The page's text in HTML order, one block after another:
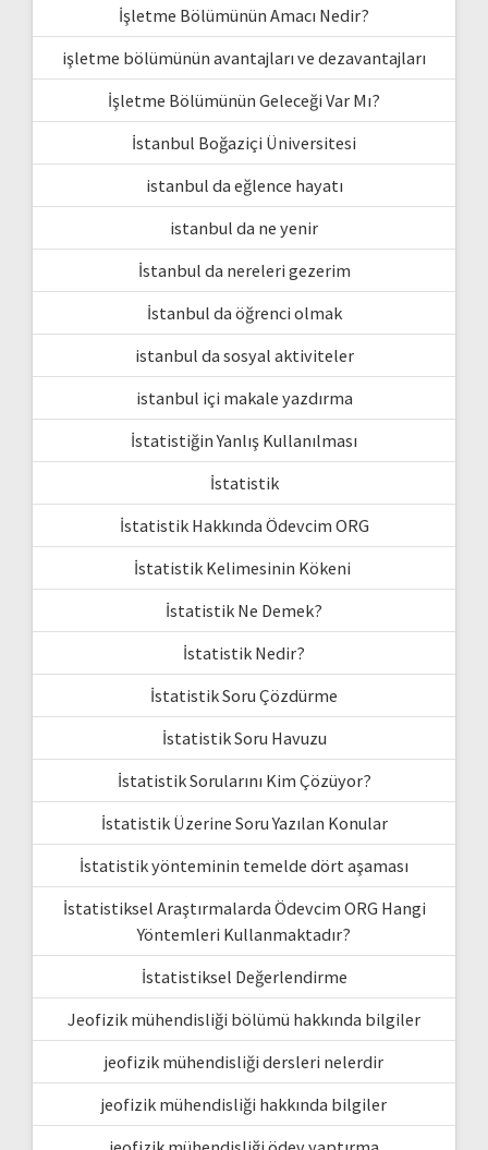
İşletme Bölümünün Amacı Nedir?
işletme bölümünün avantajları ve dezavantajları
İşletme Bölümünün Geleceği Var Mı?
İstanbul Boğaziçi Üniversitesi
istanbul da eğlence hayatı
istanbul da ne yenir
İstanbul da nereleri gezerim
İstanbul da öğrenci olmak
istanbul da sosyal aktiviteler
istanbul içi makale yazdırma
İstatistiğin Yanlış Kullanılması
İstatistik
İstatistik Hakkında Ödevcim ORG
İstatistik Kelimesinin Kökeni
İstatistik Ne Demek?
İstatistik Nedir?
İstatistik Soru Çözdürme
İstatistik Soru Havuzu
İstatistik Sorularını Kim Çözüyor?
İstatistik Üzerine Soru Yazılan Konular
İstatistik yönteminin temelde dört aşaması
İstatistiksel Araştırmalarda Ödevcim ORG Hangi
Yöntemleri Kullanmaktadır?
İstatistiksel Değerlendirme
Jeofizik mühendisliği bölümü hakkında bilgiler
jeofizik mühendisliği dersleri nelerdir
jeofizik mühendisliği hakkında bilgiler